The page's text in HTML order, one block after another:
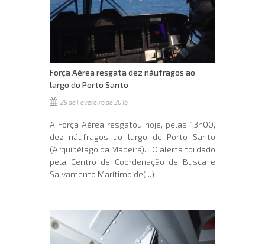
Força Aérea resgata dez náufragos ao
largo do Porto Santo
29 de Fevereiro de 2016
A Força Aérea resgatou hoje, pelas 13h00,
dez náufragos ao largo de Porto Santo
(Arquipélago da Madeira). O alerta foi dado
pela Centro de Coordenação de Busca e
Salvamento Marítimo de(...)